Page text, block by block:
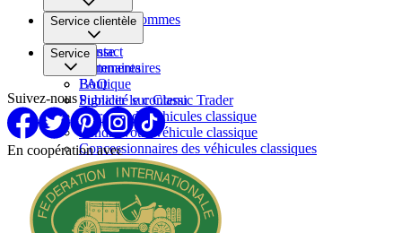
Qui nous sommes
Carrière
Presse
Partenaires
Service clientèle
Contact
Commentaires
FAQ
Signaler le contenu
Service
Boutique
Publicité sur Classic Trader
Marques de vehicules classique
Vendre votre véhicule classique
Concessionnaires des véhicules classiques
Suivez-nous
En coopération avec